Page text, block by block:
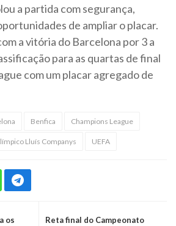
a partida com segurança,
de ampliar o placar.
a vitória do Barcelona por 3 a
para as quartas de final
com um placar agregado de
Benfica Champions League
Lluís Companys UEFA
os
Reta final do Campeonato